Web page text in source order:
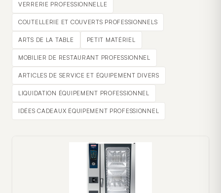
VERRERIE PROFESSIONNELLE
COUTELLERIE ET COUVERTS PROFESSIONNELS
ARTS DE LA TABLE PETIT MATÉRIEL
MOBILIER DE RESTAURANT PROFESSIONNEL
ARTICLES DE SERVICE ET ÉQUIPEMENT DIVERS
LIQUIDATION ÉQUIPEMENT PROFESSIONNEL
IDÉES CADEAUX ÉQUIPEMENT PROFESSIONNEL